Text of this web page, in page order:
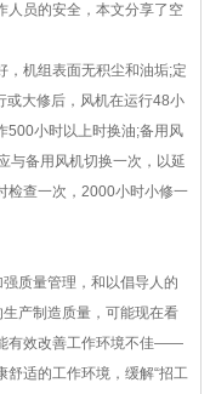
人员的安全，本文分享了空
机组表面无积尘和油垢;定
或大修后，风机在运行48小
500小时以上时换油;备用风
与备用风机切换一次，以延
检查一次，2000小时小修一
质量管理，和以倡导人的
产制造质量，可能现在看
有效改善工作环境不佳――
适的工作环境，缓解“招工